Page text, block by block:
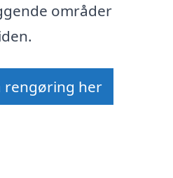
områder
rengøring her